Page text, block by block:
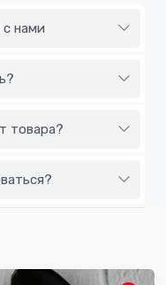
нами
товара?